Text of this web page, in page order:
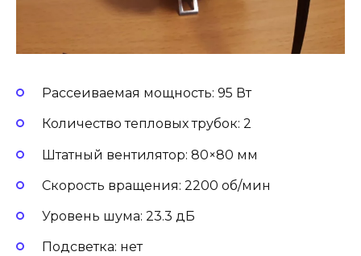
Рассеиваемая мощность: 95 Вт
Количество тепловых трубок: 2
Штатный вентилятор: 80×80 мм
Скорость вращения: 2200 об/мин
Уровень шума: 23.3 дБ
Подсветка: нет